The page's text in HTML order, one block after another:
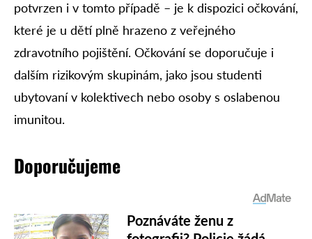
potvrzen i v tomto případě – je k dispozici očkování,
které je u dětí plně hrazeno z veřejného
zdravotního pojištění. Očkování se doporučuje i
dalším rizikovým skupinám, jako jsou studenti
ubytovaní v kolektivech nebo osoby s oslabenou
imunitou.
Doporučujeme